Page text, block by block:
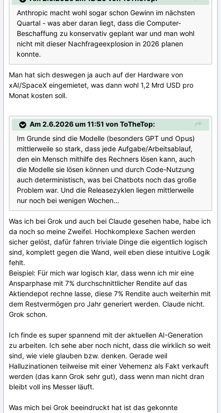
Anthropic macht wohl sogar schon Gewinn im nächsten
Quartal - was aber daran liegt, dass die Computer-
Beschaffung zu konservativ geplant war und man wohl
nicht mit dieser Nachfrageexplosion in 2026 planen
konnte.
Man hat sich deswegen ja auch auf der Hardware von
xAI/SpaceX eingemietet, was dann wohl 1,2 Mrd USD pro
Monat kosten soll.
Am 2.6.2026 um 11:51 von ToTheTop:
Im Grunde sind die Modelle (besonders GPT und Opus)
mittlerweile so stark, dass jede Aufgabe/Arbeitsablauf,
den ein Mensch mithilfe des Rechners lösen kann, auch
die Modelle sie lösen können und durch Code-Nutzung
auch deterministisch, was bei Chatbots noch das große
Problem war. Und die Releasezyklen liegen mittlerweile
nur noch bei wenigen Wochen…
Was ich bei Grok und auch bei Claude gesehen habe, habe ich
da noch so meine Zweifel. Hochkomplexe Sachen werden
sicher gelöst, dafür fahren triviale Dinge die eigentlich logisch
sind, komplett gegen die Wand, weil eben diese intuitive Logik
fehlt.
Beispiel: Für mich war logisch klar, dass wenn ich mir eine
Ansparphase mit 7% durchschnittlicher Rendite auf das
Aktiendepot rechne lasse, diese 7% Rendite auch weiterhin mit
dem Restvermögen pro Jahr generiert werden. Claude nicht.
Grok schon.
Ich finde es super spannend mit der aktuellen AI-Generation
zu arbeiten. Ich sehe aber noch nicht, dass die wirklich so weit
sind, wie viele glauben bzw. denken. Gerade weil
Halluzinationen teilweise mit einer Vehemenz als Fakt verkauft
werden (das kann Grok sehr gut), dass wenn man nicht dran
bleibt voll ins Messer läuft.
Was mich bei Grok beeindruckt hat ist das gekonnte